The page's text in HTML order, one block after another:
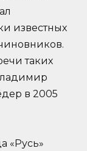
известных
таких
в 2005
«Русь»